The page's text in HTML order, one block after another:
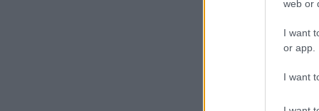
web or
I want
or app.
I want